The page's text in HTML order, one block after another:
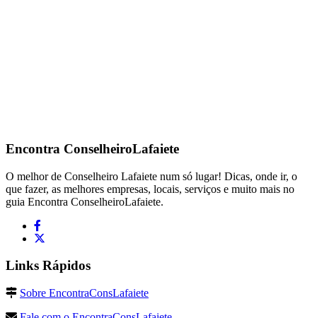
Encontra ConselheiroLafaiete
O melhor de Conselheiro Lafaiete num só lugar! Dicas, onde ir, o
que fazer, as melhores empresas, locais, serviços e muito mais no
guia Encontra ConselheiroLafaiete.
Links Rápidos
Sobre EncontraConsLafaiete